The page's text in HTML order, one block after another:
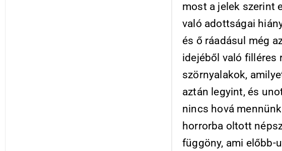
most a jelek szerint
való adottságai
és ő ráadásul még
idejéből való filléres
szörnyalakok,
aztán legyint, és
nincs hová
horrorba oltott
függöny, ami előbb-